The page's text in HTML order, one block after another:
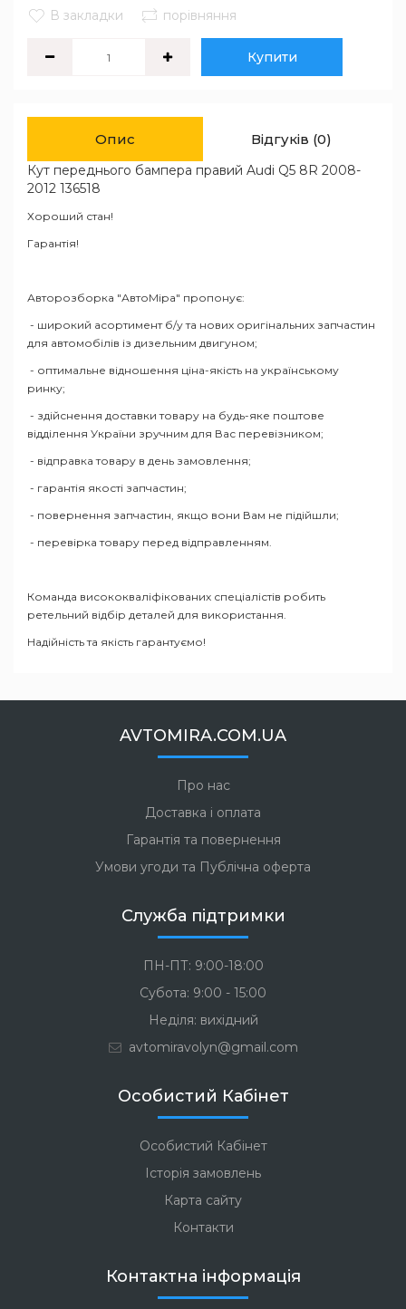
В закладки порівняння
Купити
Опис Відгуків (0)
Кут переднього бампера правий Audi Q5 8R 2008-
2012 136518
Хороший стан!
Гарантія!
Авторозборка "АвтоМіра" пропонує:
- широкий асортимент б/у та нових оригінальних запчастин
для автомобілів із дизельним двигуном;
- оптимальне відношення ціна-якість на українському
ринку;
- здійснення доставки товару на будь-яке поштове
відділення України зручним для Вас перевізником;
- відправка товару в день замовлення;
- гарантія якості запчастин;
- повернення запчастин, якщо вони Вам не підійшли;
- перевірка товару перед відправленням.
Команда висококваліфікованих спеціалістів робить
ретельний відбір деталей для використання.
Надійність та якість гарантуємо!
AVTOMIRA.COM.UA
Про нас
Доставка і оплата
Гарантія та повернення
Умови угоди та Публічна оферта
Служба підтримки
ПН-ПТ: 9:00-18:00
Субота: 9:00 - 15:00
Неділя: вихідний
avtomiravolyn@gmail.com
Особистий Кабінет
Особистий Кабінет
Історія замовлень
Карта сайту
Контакти
Контактна інформація